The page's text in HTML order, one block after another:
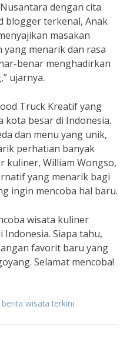
dengan cita
blogger terkenal, Anak
masakan
menarik dan rasa
benar menghadirkan
ujarnya.
Truck Kreatif yang
kota besar di Indonesia.
dan menu yang unik,
perhatian banyak
kuliner, William Wongso,
yang menarik bagi
ingin mencoba hal baru.
wisata kuliner
Siapa tahu,
favorit baru yang
Selamat mencoba!
berita wisata terkini